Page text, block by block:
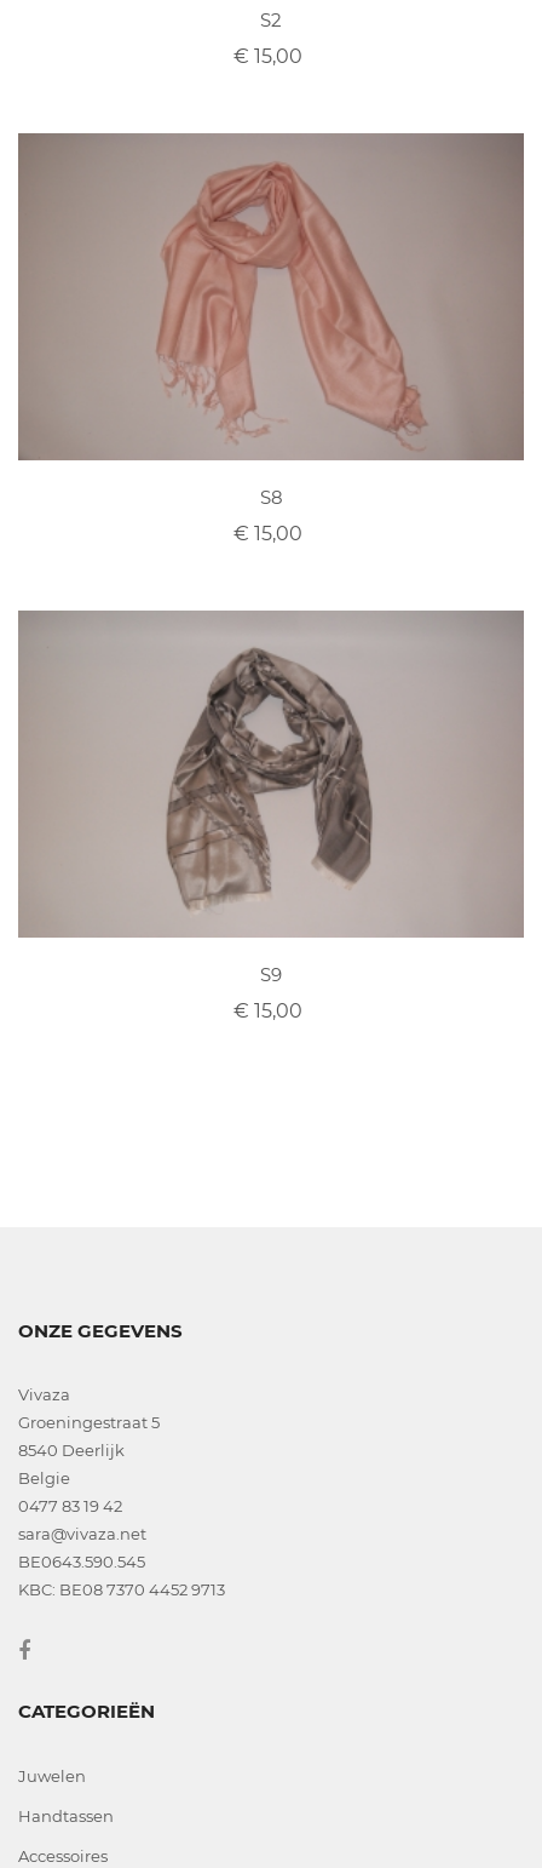
S2
€ 15,00
S8
€ 15,00
S9
€ 15,00
ONZE GEGEVENS
Vivaza
Groeningestraat 5
8540 Deerlijk
Belgie
0477 83 19 42
sara@vivaza.net
BE0643.590.545
KBC: BE08 7370 4452 9713
CATEGORIEËN
Juwelen
Handtassen
Accessoires